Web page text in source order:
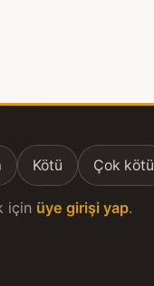
Kötü Çok kötü
için üye girişi yap.